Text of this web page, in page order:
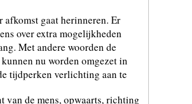
van de mens, opwaarts, richting
afkomst gaat herinneren. Er
over extra mogelijkheden
Met andere woorden de
nu worden omgezet in
tijdperken verlichting aan te